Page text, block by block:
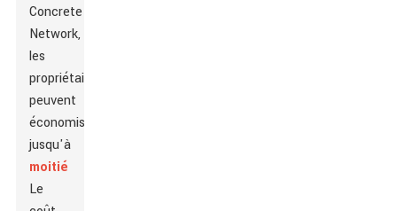
Concrete
Network,
les
propriétaires
peuvent
économiser
jusqu'à
moitié
Le